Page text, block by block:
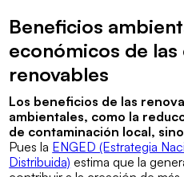
Beneficios
económicos de las
renovables
Los beneficios de las
ambientales, como la
de contaminación local,
Pues la ENGED (Estrategia
Distribuida) estima que la